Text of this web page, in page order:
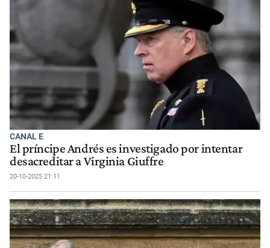
CANAL E
El príncipe Andrés es investigado por intentar
desacreditar a Virginia Giuffre
20-10-2025 21:11